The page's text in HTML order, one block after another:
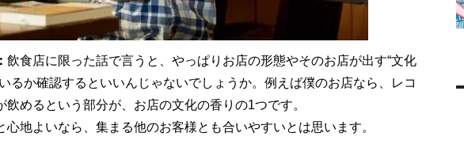
飲食店に限った話で言うと、やっぱりお店の形態やそのお店が出す“文化
るか確認するといいんじゃないでしょうか。例えば僕のお店なら、レコ
めるという部分が、お店の文化の香りの1つです。
心地よいなら、集まる他のお客様とも合いやすいとは思います。